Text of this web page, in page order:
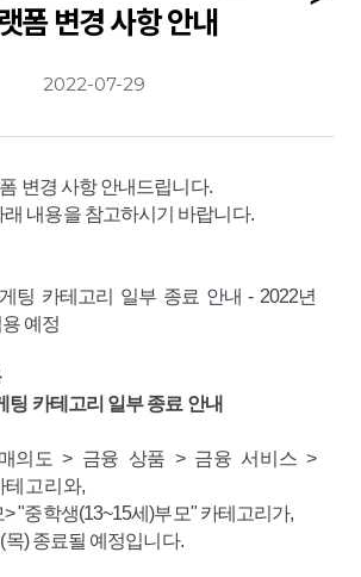
폼 변경 사항 안내
2022-07-29
변경 사항 안내드립니다.
내용을 참고하시기 바랍니다.
팅 카테고리 일부 종료 안내 - 2022년
예정
팅 카테고리 일부 종료 안내
의도 > 금융 상품 > 금융 서비스 >
테고리와,
"중학생(13~15세)부모" 카테고리 가,
목) 종료될 예정입니다.